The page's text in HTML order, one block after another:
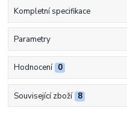
Kompletní specifikace
Parametry
Hodnocení 0
Související zboží 8